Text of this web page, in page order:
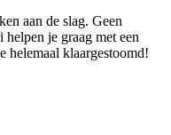
aan de slag. Geen
je graag met een
helemaal klaargestoomd!